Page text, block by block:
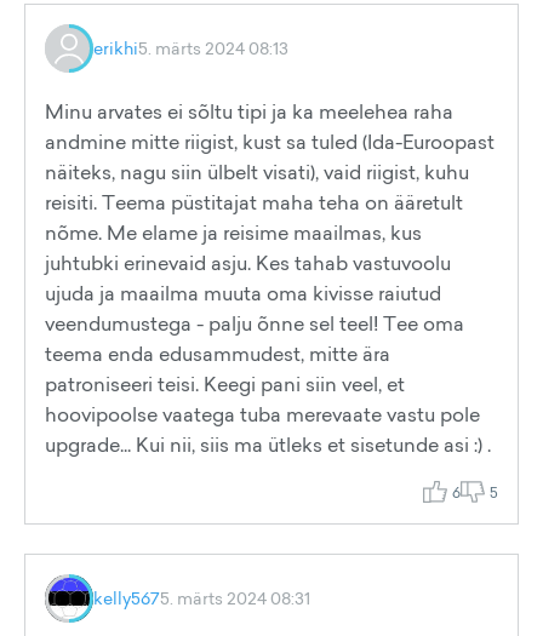
erikhi5. märts 2024 08:13
Minu arvates ei sõltu tipi ja ka meelehea raha
andmine mitte riigist, kust sa tuled (Ida-Euroopast
näiteks, nagu siin ülbelt visati), vaid riigist, kuhu
reisiti. Teema püstitajat maha teha on ääretult
nõme. Me elame ja reisime maailmas, kus
juhtubki erinevaid asju. Kes tahab vastuvoolu
ujuda ja maailma muuta oma kivisse raiutud
veendumustega - palju õnne sel teel! Tee oma
teema enda edusammudest, mitte ära
patroniseeri teisi. Keegi pani siin veel, et
hoovipoolse vaatega tuba merevaate vastu pole
upgrade... Kui nii, siis ma ütleks et sisetunde asi :) .
6 5
kelly5675. märts 2024 08:31